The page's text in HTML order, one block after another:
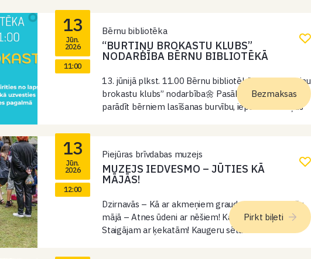
13
Jūn.
2026
11:00
Bērnu bibliotēka
“BURTIŅU BROKASTU KLUBS”
NODARBĪBA BĒRNU BIBLIOTĒKĀ
13. jūnijā plkst. 11.00 Bērnu bibliotēkā notiks “Burtiņu
brokastu klubs” nodarbība🌼 Pasākuma mērķis ir
parādīt bērniem lasīšanas burvību, iepazīstinot viņus
Bezmaksas
13
Jūn.
2026
12:00
Piejūras brīvdabas muzejs
MUZEJS IEDVESMO – JŪTIES KĀ
MĀJĀS!
Dzirnavās – Kā ar akmeņiem graudus berza? Lībiešu
mājā – Atnes ūdeni ar nēšiem! Kaugeru sētā –
Staigājam ar ķekatām! Kaugeru sēta – Pabaro
Pirkt biļeti